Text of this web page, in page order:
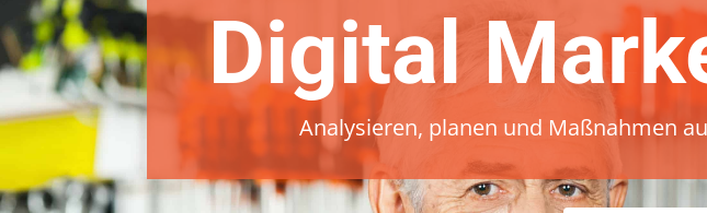
Digital
Analysieren, planen und Maßnahmen